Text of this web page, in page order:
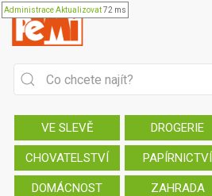
AdministraceAktualizovat72 ms
VE SLEVĚ DROGERIE
CHOVATELSTVÍ PAPÍRNICTVÍ
DOMÁCNOST ZAHRADA